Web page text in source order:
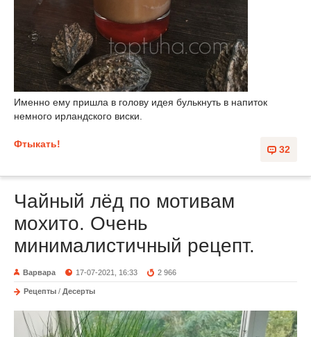
Именно ему пришла в голову идея булькнуть в напиток
немного ирландского виски.
32
Фтыкать!
Чайный лёд по мотивам
мохито. Очень
минималистичный рецепт.
Варвара 17-07-2021, 16:33 2 966
Рецепты / Десерты